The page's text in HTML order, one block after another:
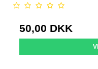
50,00 DKK